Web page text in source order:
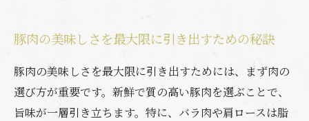
豚肉の美味しさを最大限に引き出すための秘訣
豚肉の美味しさを最大限に引き出すためには、まず肉の
選び方が重要です。新鮮で質の高い豚肉を選ぶことで、
旨味が一層引き立ちます。特に、バラ肉や肩ロースは脂